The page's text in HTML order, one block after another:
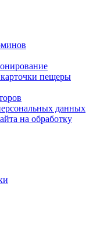
пещеры
данных
на обработку